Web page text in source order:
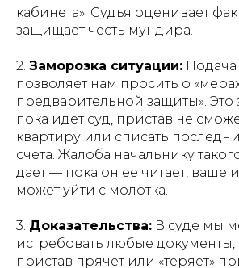
кабинета». Судья оценивает
защищает честь мундира.
2. Заморозка ситуации: Подача
позволяет нам просить о
предварительной защиты». Это
пока идет суд, пристав не
квартиру или списать
счета. Жалоба начальнику
дает — пока он ее читает, ваше
может уйти с молотка.
3. Доказательства: В суде мы
истребовать любые документы,
пристав прячет или «теряет»